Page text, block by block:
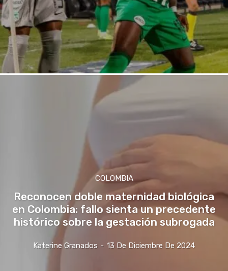
COLOMBIA
Reconocen doble maternidad biológica
en Colombia: fallo sienta un precedente
histórico sobre la gestación subrogada
Katerine Granados - 13 De Diciembre De 2024